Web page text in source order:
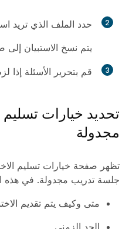
2 حدد الملف الذي تريد
يتم نسخ الاستبيان إلى
3 قم بتحرير الأسئلة إذا
تحديد خيارات تسليم
مجدولة
تظهر صفحة خيارات تسليم
جلسة تدريب مجدولة. في هذه
متى وكيف يتم تقديم
الحد الزمني